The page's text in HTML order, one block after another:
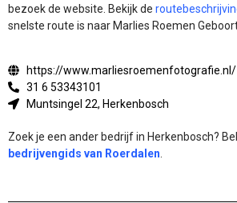
bezoek de website. Bekijk de
snelste route is naar Marlies Roemen
https://www.marliesroemenfotografie.nl/
31 6 53343101
Muntsingel 22, Herkenbosch
Zoek je een ander bedrijf in Herkenbosch?
bedrijvengids van Roerdalen